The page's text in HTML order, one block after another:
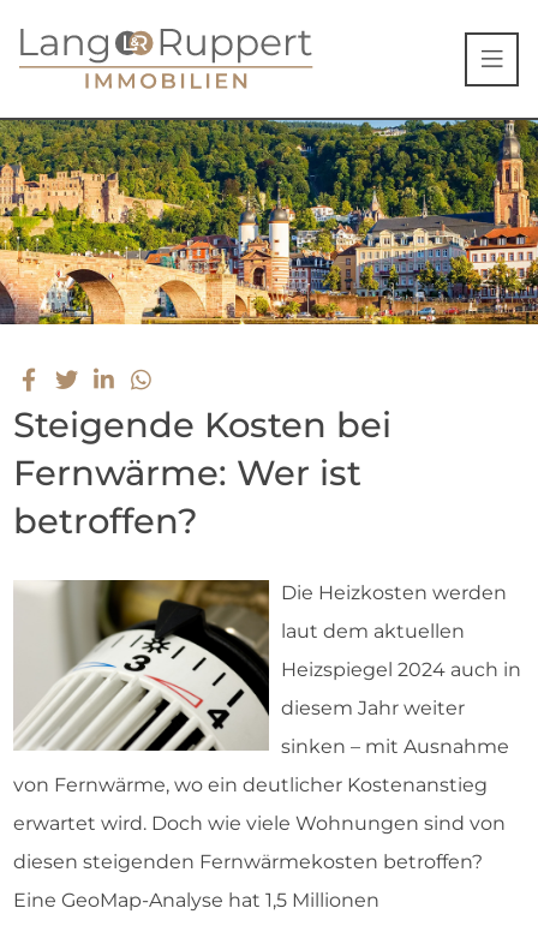
Steigende Kosten bei
Fernwärme: Wer ist
betroffen?
Die Heizkosten werden
laut dem aktuellen
Heizspiegel 2024 auch in
diesem Jahr weiter
sinken – mit Ausnahme
von Fernwärme, wo ein deutlicher Kostenanstieg
erwartet wird. Doch wie viele Wohnungen sind von
diesen steigenden Fernwärmekosten betroffen?
Eine GeoMap-Analyse hat 1,5 Millionen